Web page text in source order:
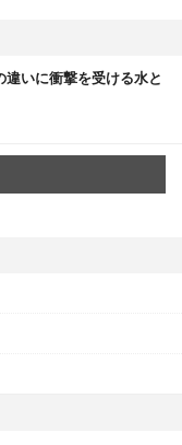
いに衝撃を受ける水と